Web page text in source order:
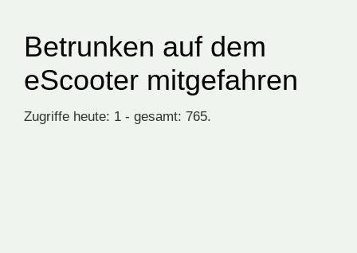
Betrunken auf dem
eScooter mitgefahren
Zugriffe heute: 1 - gesamt: 765.